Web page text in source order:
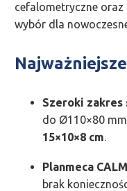
cefalometryczne oraz
wybór dla
Szeroki zakres
do Ø110×80
15×10×8 cm.
Planmeca
brak